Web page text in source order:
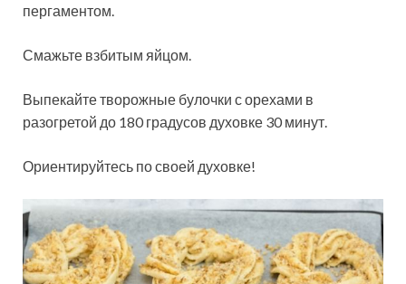
пергаментом.
Смажьте взбитым яйцом.
Выпекайте творожные булочки с орехами в
разогретой до 180 градусов духовке 30 минут.
Ориентируйтесь по своей духовке!